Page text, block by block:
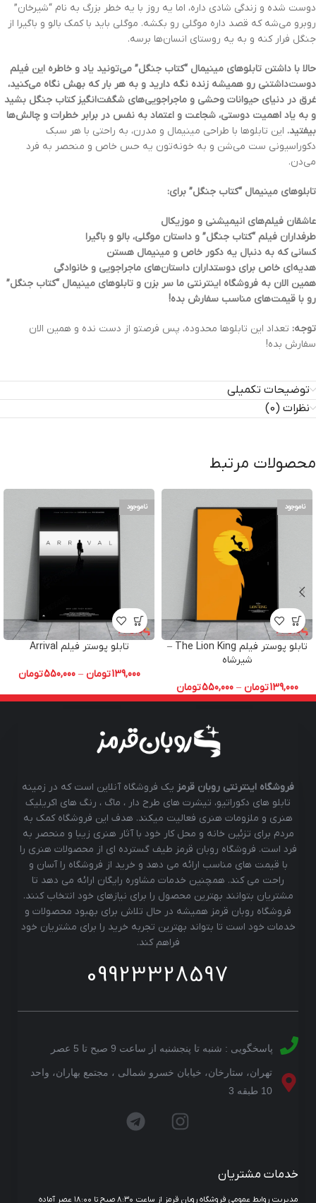
دوست شده و زندگی شادی داره، اما یه روز با یه خطر بزرگ به نام “شیرخان”
روبرو می‌شه که قصد داره موگلی رو بکشه. موگلی باید با کمک بالو و باگیرا از
جنگل فرار کنه و به یه روستای انسان‌ها برسه.
حالا با داشتن تابلوهای مینیمال “کتاب جنگل” می‌تونید یاد و خاطره این فیلم
دوست‌داشتنی رو همیشه زنده نگه دارید و به هر بار که بهش نگاه می‌کنید،
غرق در دنیای حیوانات وحشی و ماجراجویی‌های شگفت‌انگیز کتاب جنگل بشید
و به یاد اهمیت دوستی، شجاعت و اعتماد به نفس در برابر خطرات و چالش‌ها
بیفتید. این تابلوها با طراحی مینیمال و مدرن، به راحتی با هر سبک
دکوراسیونی ست می‌شن و به خونه‌تون یه حس خاص و منحصر به فرد
می‌دن.
تابلوهای مینیمال “کتاب جنگل” برای:
عاشقان فیلم‌های انیمیشنی و موزیکال
طرفداران فیلم “کتاب جنگل” و داستان موگلی، بالو و باگیرا
کسانی که به دنبال یه دکور خاص و مینیمال هستن
هدیه‌ای خاص برای دوستداران داستان‌های ماجراجویی و خانوادگی
همین الان به فروشگاه اینترنتی ما سر بزن و تابلوهای مینیمال “کتاب جنگل”
رو با قیمت‌های مناسب سفارش بده!
توجه: تعداد این تابلوها محدوده، پس فرصتو از دست نده و همین الان
سفارش بده!
توضیحات تکمیلی
نظرات (0)
محصولات مرتبط
ناموجود
تابلو پوستر فیلم The Lion King –
شیرشاه
139,000تومان –
550,000تومان
ناموجود
تابلو پوستر فیلم Arrival
139,000تومان –
550,000تومان
فروشگاه اینترنتی روبان قرمز یک فروشگاه آنلاین است که در زمینه
تابلو های دکوراتیو، تیشرت های طرح دار ، ماگ ، رنگ های اکریلیک
هنری و ملزومات هنری فعالیت میکند. هدف این فروشگاه کمک به
مردم برای تزئین خانه و محل کار خود با آثار هنری زیبا و منحصر به
فرد است. فروشگاه روبان قرمز طیف گسترده ای از محصولات هنری را
با قیمت های مناسب ارائه می دهد و خرید از فروشگاه را آسان و
راحت می کند. همچنین خدمات مشاوره رایگان ارائه می دهد تا
مشتریان بتوانند بهترین محصول را برای نیازهای خود انتخاب کنند.
فروشگاه روبان قرمز همیشه در حال تلاش برای بهبود محصولات و
خدمات خود است تا بتواند بهترین تجربه خرید را برای مشتریان خود
فراهم کند.
09923328597
پاسخگویی : شنبه تا پنجشنبه از ساعت 9 صبح تا 5 عصر
تهران، ستارخان، خیابان خسرو شمالی ، مجتمع بهاران، واحد
10 طبقه 3
خدمات مشتریان
مدیریت روابط عمومی فروشگاه روبان قرمز از ساعت ۸:۳۰ صبح تا ۱۸:۰۰ عصر آماده